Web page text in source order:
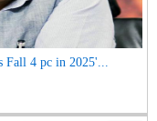
Fall 4 pc in 2025'...